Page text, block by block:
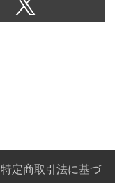
特定商取引法に基づ